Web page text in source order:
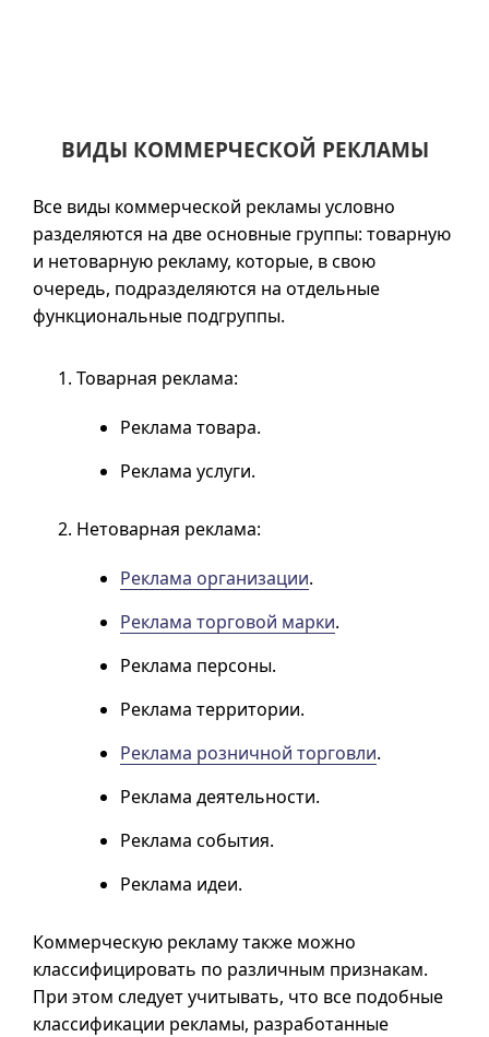
ВИДЫ КОММЕРЧЕСКОЙ РЕКЛАМЫ
Все виды коммерческой рекламы условно
разделяются на две основные группы: товарную
и нетоварную рекламу, которые, в свою
очередь, подразделяются на отдельные
функциональные подгруппы.
Товарная реклама:
Реклама товара.
Реклама услуги.
Нетоварная реклама:
Реклама организации.
Реклама торговой марки.
Реклама персоны.
Реклама территории.
Реклама розничной торговли.
Реклама деятельности.
Реклама события.
Реклама идеи.
Коммерческую рекламу также можно
классифицировать по различным признакам.
При этом следует учитывать, что все подобные
классификации рекламы, разработанные